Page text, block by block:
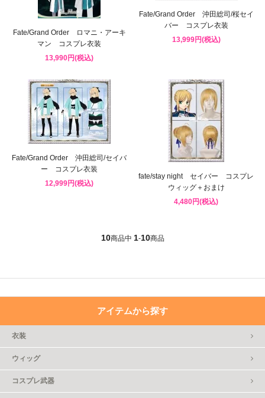
Fate/Grand Order ロマニ・アーキ
マン コスプレ衣装
13,990円(税込)
Fate/Grand Order 沖田総司/桜セイ
バー コスプレ衣装
13,999円(税込)
Fate/Grand Order 沖田総司/セイバ
ー コスプレ衣装
12,999円(税込)
fate/stay night セイバー コスプレ
ウィッグ＋おまけ
4,480円(税込)
10商品中 1-10商品
アイテムから探す
衣装
ウィッグ
コスプレ武器